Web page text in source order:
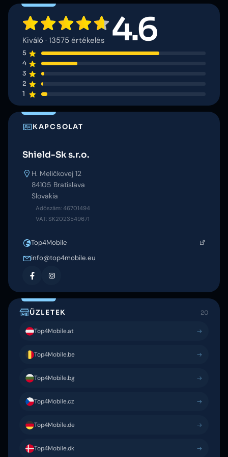
4.6
Kiváló · 13575 értékelés
5
4
3
2
1
KAPCSOLAT
Shield-Sk s.r.o.
H. Meličkovej 12
84105 Bratislava
Slovakia
Adószám: 46701494
VAT: SK2023549671
Top4Mobile
info@top4mobile.eu
ÜZLETEK 20
Top4Mobile.at
Top4Mobile.be
Top4Mobile.bg
Top4Mobile.cz
Top4Mobile.de
Top4Mobile.dk